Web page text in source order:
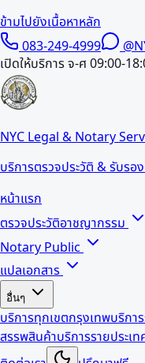
ข้ามไปยังเนื้อหาหลัก
083-249-4999
เปิดให้บริการ จ-ศ 09:00-
NYC Legal & Notary
บริการตรวจประวัติ & รับรอ
หน้าแรก
ตรวจประวัติอาชญากรรม
Notary Public
แปลเอกสาร
อื่นๆ
บริการทุกเขตกรุงเทพบริกา
สรรพสินค้าบริการรายประเท